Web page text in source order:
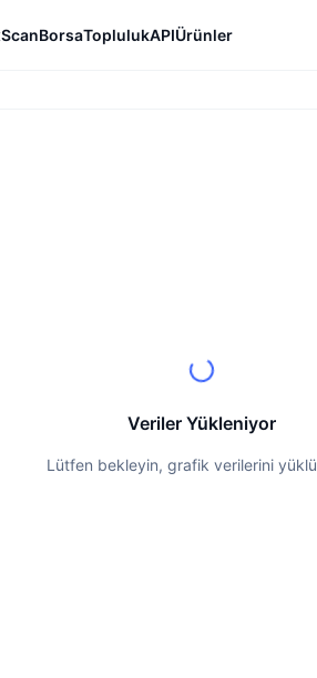
BorsaToplulukAPIÜrünler
Veriler Yükleniyor
Lütfen bekleyin, grafik verilerini